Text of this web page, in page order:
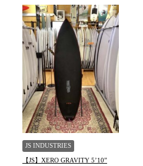
JS INDUSTRIES
【JS】XERO GRAVITY 5’10”